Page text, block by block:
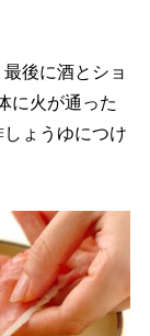
後に酒とショ
に火が通った
ょうゆにつけ